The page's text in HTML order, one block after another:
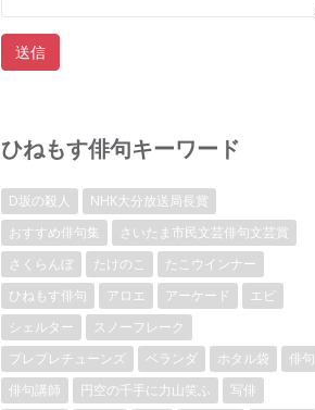
ひねもす俳句キーワード
D坂の殺人
NHK大分放送局長賞
おすすめ俳句集
さいたま市民文芸俳句文芸賞
さくらんぼ
たけのこ
たこウインナー
ひねもす俳句
アロエ アーケード
エビ
シェルター
スノーフレーク
プレプレチューンズ
ベランダ ホタル袋
俳句
俳句講師
円空の千手に力山笑ふ
写俳